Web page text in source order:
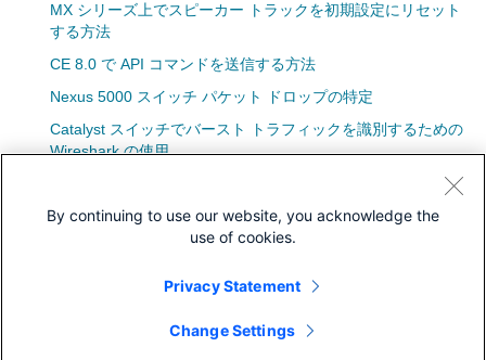
MX シリーズ上でスピーカー トラックを初期設定にリセット
する方法
CE 8.0 で API コマンドを送信する方法
Nexus 5000 スイッチ パケット ドロップの特定
Catalyst スイッチでバースト トラフィックを識別するための
Wireshark の使用
SNMP を使用してCatalyst スイッチ バックプレーン稼働率を
By continuing to use our website, you acknowledge the
use of cookies.
Privacy Statement
Change Settings